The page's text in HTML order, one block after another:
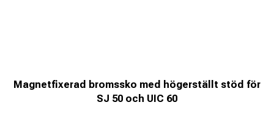
Magnetfixerad bromssko med högerställt stöd för
SJ 50 och UIC 60